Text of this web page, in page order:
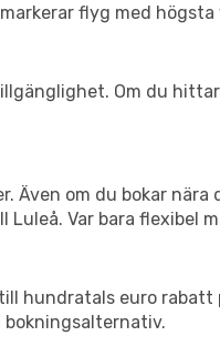
flyg med
Om du
Även om du bokar
Var bara flexibel
hundratals euro